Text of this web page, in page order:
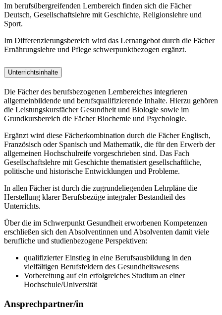
Im berufsübergreifenden Lernbereich finden sich die Fächer
Deutsch, Gesellschaftslehre mit Geschichte, Religionslehre und
Sport.
Im Differenzierungsbereich wird das Lernangebot durch die Fächer
Ernährungslehre und Pflege schwerpunktbezogen ergänzt.
Unterrichtsinhalte
Die Fächer des berufsbezogenen Lernbereiches integrieren
allgemeinbildende und berufsqualifizierende Inhalte. Hierzu gehören
die Leistungskursfächer Gesundheit und Biologie sowie im
Grundkursbereich die Fächer Biochemie und Psychologie.
Ergänzt wird diese Fächerkombination durch die Fächer Englisch,
Französisch oder Spanisch und Mathematik, die für den Erwerb der
allgemeinen Hochschulreife vorgeschrieben sind. Das Fach
Gesellschaftslehre mit Geschichte thematisiert gesellschaftliche,
politische und historische Entwicklungen und Probleme.
In allen Fächer ist durch die zugrundeliegenden Lehrpläne die
Herstellung klarer Berufsbezüge integraler Bestandteil des
Unterrichts.
Über die im Schwerpunkt Gesundheit erworbenen Kompetenzen
erschließen sich den Absolventinnen und Absolventen damit viele
berufliche und studienbezogene Perspektiven:
qualifizierter Einstieg in eine Berufsausbildung in den
vielfältigen Berufsfeldern des Gesundheitswesens
Vorbereitung auf ein erfolgreiches Studium an einer
Hochschule/Universität
Ansprechpartner/in